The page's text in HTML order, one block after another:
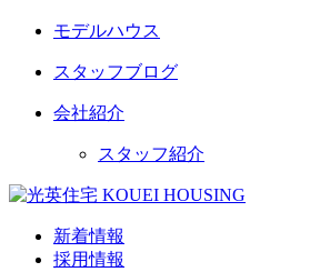
モデルハウス
スタッフブログ
会社紹介
スタッフ紹介
新着情報
採用情報